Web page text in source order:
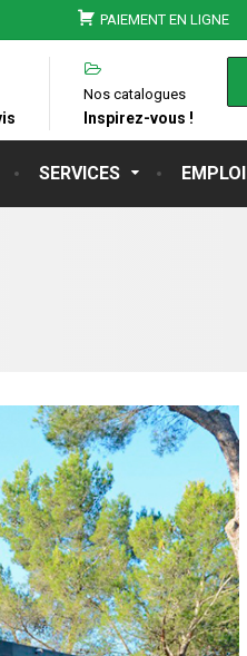
PAIEMENT EN LIGNE
SERVICES EMPLOI
Nos catalogues
Inspirez-vous !